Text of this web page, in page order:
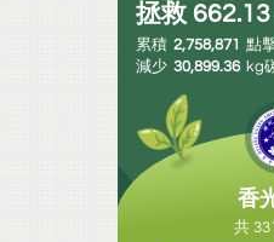
拯救 662.13
累積 2,758,871 點
減少 30,899.36 kg
香
共